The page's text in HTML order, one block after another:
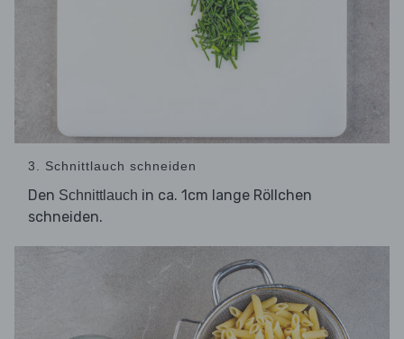
3. Schnittlauch schneiden
Den Schnittlauch in ca. 1cm lange Röllchen
schneiden.